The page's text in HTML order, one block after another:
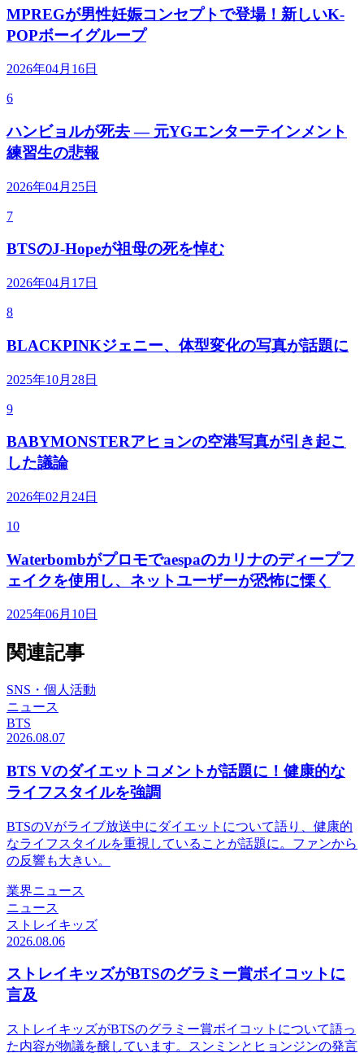
MPREGが男性妊娠コンセプトで登場！新しいK-
POPボーイグループ
2026年04月16日
6
ハンビョルが死去 — 元YGエンターテインメント
練習生の悲報
2026年04月25日
7
BTSのJ-Hopeが祖母の死を悼む
2026年04月17日
8
BLACKPINKジェニー、体型変化の写真が話題に
2025年10月28日
9
BABYMONSTERアヒョンの空港写真が引き起こ
した議論
2026年02月24日
10
Waterbombがプロモでaespaのカリナのディープフ
ェイクを使用し、ネットユーザーが恐怖に慄く
2025年06月10日
関連記事
SNS・個人活動
ニュース
BTS
2026.08.07
BTS Vのダイエットコメントが話題に！健康的な
ライフスタイルを強調
BTSのVがライブ放送中にダイエットについて語り、健康的
なライフスタイルを重視していることが話題に。ファンから
の反響も大きい。
業界ニュース
ニュース
ストレイキッズ
2026.08.06
ストレイキッズがBTSのグラミー賞ボイコットに
言及
ストレイキッズがBTSのグラミー賞ボイコットについて語っ
た内容が物議を醸しています。スンミンとヒョンジンの発言